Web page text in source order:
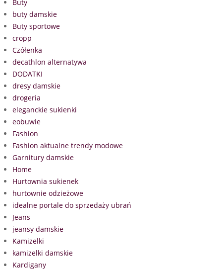
Buty
buty damskie
Buty sportowe
cropp
Czółenka
decathlon alternatywa
DODATKI
dresy damskie
drogeria
eleganckie sukienki
eobuwie
Fashion
Fashion aktualne trendy modowe
Garnitury damskie
Home
Hurtownia sukienek
hurtownie odzieżowe
idealne portale do sprzedaży ubrań
Jeans
jeansy damskie
Kamizelki
kamizelki damskie
Kardigany